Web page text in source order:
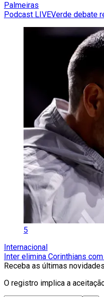
Palmeiras
Podcast LIVEVerde debate
5
Internacional
Inter elimina Corinthians
Receba as últimas
O registro implica a